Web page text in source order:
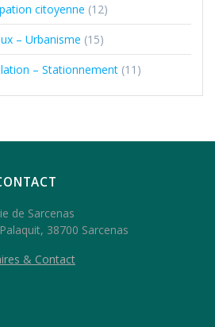
citoyenne (12)
– Urbanisme (15)
– Stationnement(11)
de Sarcenas
38700 Sarcenas
& Contact